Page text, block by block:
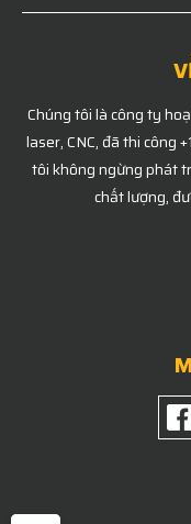
Chúng tôi là công ty
laser, CNC, đã thi công
tôi không ngừng phát
chất lượng,